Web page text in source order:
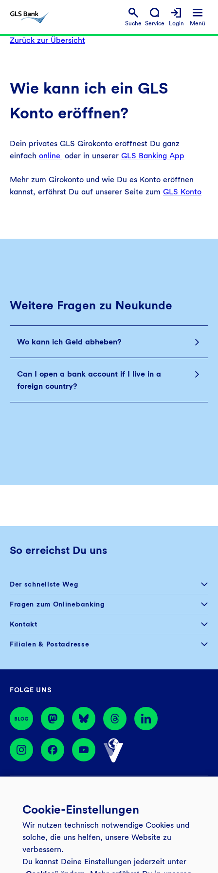
Suche Service Login Menü
Zurück zur Übersicht
Wie kann ich ein GLS
Konto eröffnen?
Dein privates GLS Girokonto eröffnest Du ganz
einfach online oder in unserer GLS Banking App
Mehr zum Girokonto und wie Du es Konto eröffnen
kannst, erfährst Du auf unserer Seite zum GLS Konto
Weitere Fragen zu Neukunde
Wo kann ich Geld abheben?
Can I open a bank account if I live in a
foreign country?
So erreichst Du uns
Der schnellste Weg
Selfservice
Postfach im
Fragen zum Onlinebanking
+49 234 5797 444
Mo – Fr
08:00 – 20:00 Uhr
Kontakt
+49 234 5797 100
Filialen & Postadresse
44774 Bochum
BIC: GENODEM1GLS
FOLGE UNS
Banking App
Service
Onlinebanking Login
Sicheres Banking
Unsere Angebote
Girokonto
Mitgliederkonto
Wo wirkt die GLS?
Kundenmagazin Bankspiegel
Cookie-Einstellungen
Wir nutzen technisch notwendige Cookies und
solche, die uns helfen, unsere Website zu
verbessern.
Du kannst Deine Einstellungen jederzeit unter